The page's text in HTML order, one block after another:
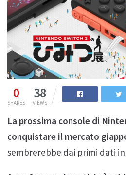
0
SHARES
38
VIEWS
La prossima console di
conquistare il mercato
sembrerebbe dai primi dati